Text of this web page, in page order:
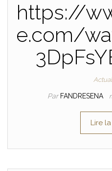
https://
e.com/
Par FANDRESENA
Lire